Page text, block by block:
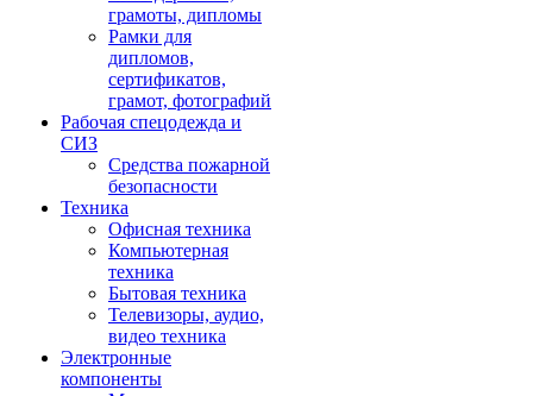
грамоты, дипломы
Рамки для
дипломов,
сертификатов,
грамот, фотографий
Рабочая спецодежда и
СИЗ
Средства пожарной
безопасности
Техника
Офисная техника
Компьютерная
техника
Бытовая техника
Телевизоры, аудио,
видео техника
Электронные
компоненты